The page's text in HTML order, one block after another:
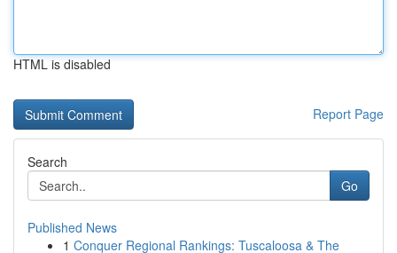
HTML is disabled
Report Page
Search
Go
Published News
1 Conquer Regional Rankings: Tuscaloosa & The